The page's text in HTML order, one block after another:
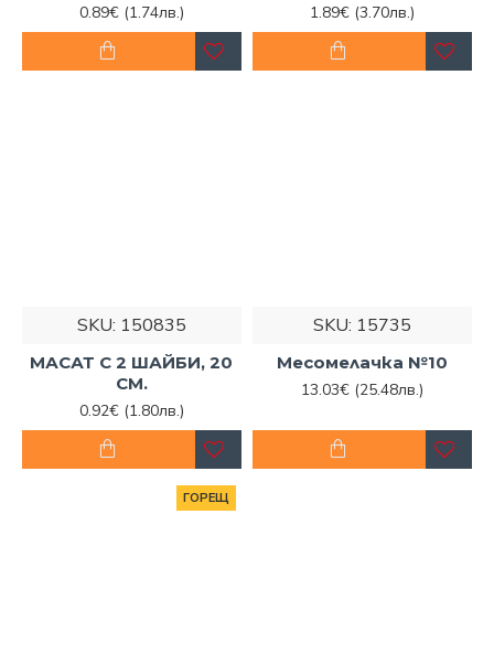
0.89€ (1.74лв.)
1.89€ (3.70лв.)
SKU: 150835
МАСАТ С 2 ШАЙБИ, 20
СМ.
0.92€ (1.80лв.)
SKU: 15735
Месомелачка №10
13.03€ (25.48лв.)
ГОРЕЩ